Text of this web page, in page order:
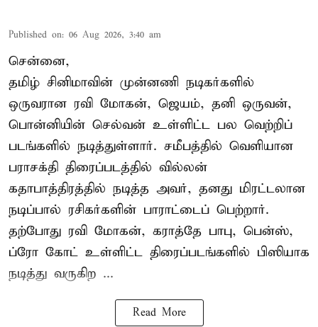
Published on: 06 Aug 2026, 3:40 am
சென்னை,
தமிழ் சினிமாவின் முன்னணி நடிகர்களில்
ஒருவரான ரவி மோகன், ஜெயம், தனி ஒருவன்,
பொன்னியின் செல்வன் உள்ளிட்ட பல வெற்றிப்
படங்களில் நடித்துள்ளார். சமீபத்தில் வெளியான
பராசக்தி திரைப்படத்தில் வில்லன்
கதாபாத்திரத்தில் நடித்த அவர், தனது மிரட்டலான
நடிப்பால் ரசிகர்களின் பாராட்டைப் பெற்றார்.
தற்போது ரவி மோகன், கராத்தே பாபு, பென்ஸ்,
ப்ரோ கோட் உள்ளிட்ட திரைப்படங்களில் பிஸியாக
நடித்து வருகிற ...
Read More